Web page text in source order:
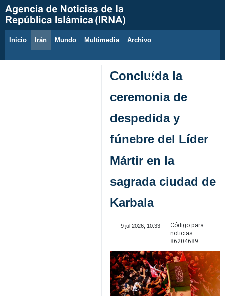
Inicio Irán Mundo Multimedia َArchivo
Concluida la
ceremonia de
despedida y
fúnebre del Líder
Mártir en la
sagrada ciudad de
Karbala
9 jul 2026, 10:33
Código para
noticias:
86204689